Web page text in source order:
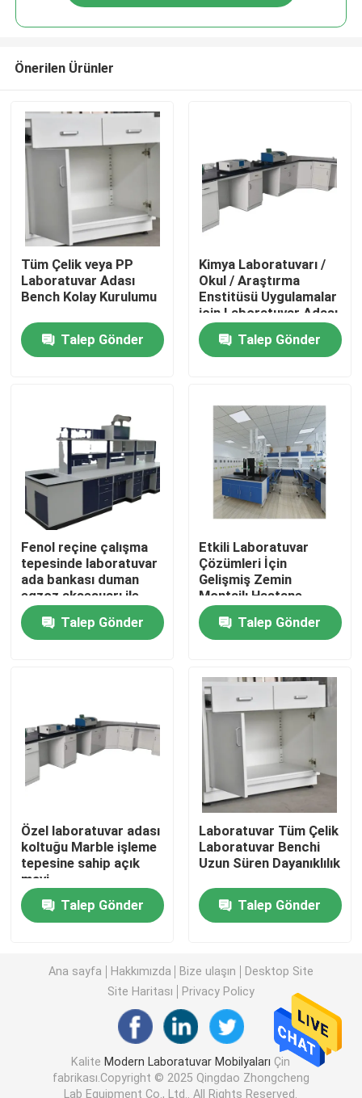
Ev
Kalite kontrol
Bize Ulaşın
vakalar
Modern Laboratuvar Mobilyaları
Laboratuvar Adası Tezgahı
Laboratuvar Duvar Tezgahı
Laboratuvar Çeker Ocak
Laboratuvar Denge Tezgahı
Laboratuvar Saklama Dolabı
Güvenli Saklama Dolabı
Biyolojik Güvenlik Kabini
Önerilen Ürünler
Tüm Çelik veya PP
Laboratuvar Adası
Bench Kolay Kurulumu
Talep Gönder
Kimya Laboratuvarı /
Okul / Araştırma
Enstitüsü Uygulamalar
için Laboratuvar Adası
Bench
Talep Gönder
Fenol reçine çalışma
tepesinde laboratuvar
ada bankası duman
egzoz aksesuarı ile
Talep Gönder
Etkili Laboratuvar
Çözümleri İçin
Gelişmiş Zemin
Montajlı Hastane
Laboratuvar
MobilyalarıTalep Gönder
Özel laboratuvar adası
koltuğu Marble işleme
tepesine sahip açık
mavi
Talep Gönder
Laboratuvar Tüm Çelik
Laboratuvar Benchi
Uzun Süren Dayanıklılık
Talep Gönder
Ana sayfa Hakkımızda Bize ulaşın
Desktop Site
Site Haritası
Privacy Policy
Kalite Modern Laboratuvar Mobilyaları Çin
fabrikası.Copyright © 2025 Qingdao Zhongcheng
Lab Equipment Co., Ltd.. All Rights Reserved.